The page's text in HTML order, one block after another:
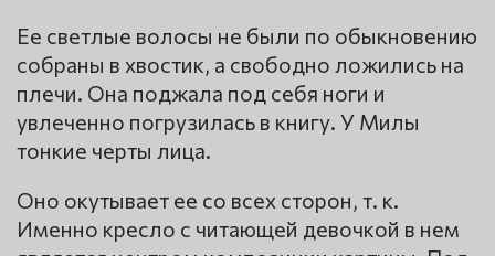
Ее светлые волосы не были по обыкновению
собраны в хвостик, а свободно ложились на
плечи. Она поджала под себя ноги и
увлеченно погрузилась в книгу. У Милы
тонкие черты лица.
Оно окутывает ее со всех сторон, т. к.
Именно кресло с читающей девочкой в нем